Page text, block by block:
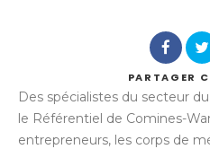
Rechercher
PARTAGER
Des spécialistes du secteur
le Référentiel de Comines-
entrepreneurs, les corps de